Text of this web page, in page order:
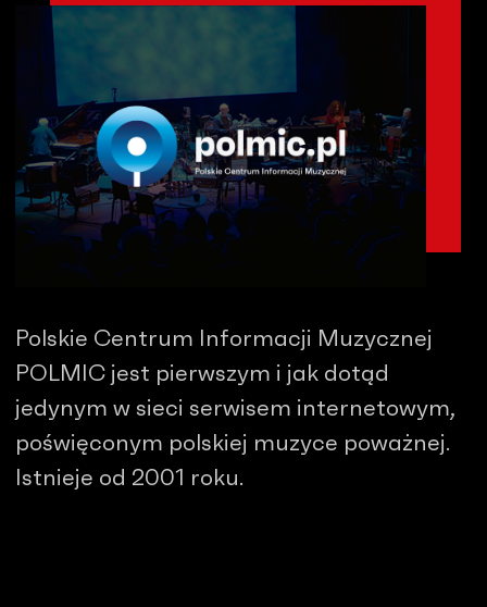
Polskie Centrum Informacji Muzycznej
POLMIC jest pierwszym i jak dotąd
jedynym w sieci serwisem internetowym,
poświęconym polskiej muzyce poważnej.
Istnieje od 2001 roku.